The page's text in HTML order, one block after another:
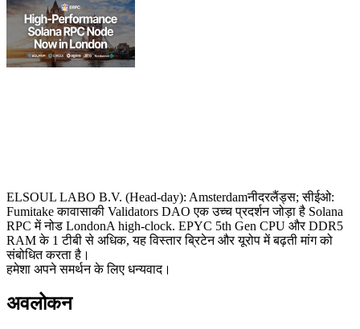
ELSOUL LABO B.V. (Head-day): Amsterdamनीदरलैंड्स; सीईओ:
Fumitake कावासाकी Validators DAO एक उच्च प्रदर्शन जोड़ा है Solana
RPC में नोड LondonA high-clock. EPYC 5th Gen CPU और DDR5
RAM के 1 टीबी से अधिक, यह विस्तार ब्रिटेन और यूरोप में बढ़ती मांग को
संबोधित करता है।
हमेशा अपने समर्थन के लिए धन्यवाद।
अवलोकन